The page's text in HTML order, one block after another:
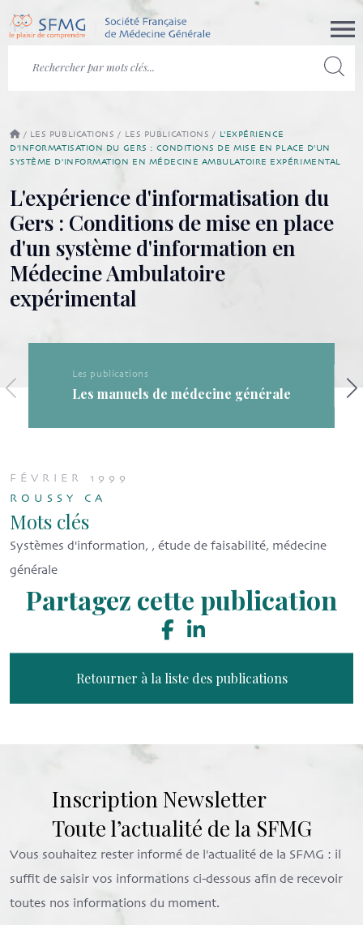
/ LES PUBLICATIONS / LES PUBLICATIONS / L'EXPÉRIENCE
D'INFORMATISATION DU GERS : CONDITIONS DE MISE EN PLACE D'UN
SYSTÈME D'INFORMATION EN MÉDECINE AMBULATOIRE EXPÉRIMENTAL
L'expérience d'informatisation du
Gers : Conditions de mise en place
d'un système d'information en
Médecine Ambulatoire
expérimental
générale Les publications de la
FÉVRIER 1999
ROUSSY CA
Mots clés
Systèmes d'information, , étude de faisabilité, médecine
générale
Partagez cette publication
Retourner à la liste des publications
Inscription Newsletter
Toute l’actualité de la SFMG
Vous souhaitez rester informé de l'actualité de la SFMG : il
suffit de saisir vos informations ci-dessous afin de recevoir
toutes nos informations du moment.